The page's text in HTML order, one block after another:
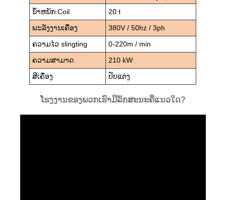
ນ້ໍາຫນັກ Coil
20 t
ພະລັງງານເຄື່ອງ
380V / 50hz / 3ph
ຄວາມໄວ slingting
0-220m / min
ຄວາມສາມາດ
210 kW
ສີເຄື່ອງ
ປັບແຕ່ງ
ໂຮງງານຂອງພວກເຮົາມີລັກສະນະຄືແນວໃດ?